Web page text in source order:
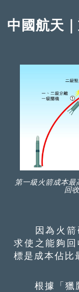
中國航天
第一級火箭成本
回
因為火箭
求使之能夠
標是成本佔比
根據「獵鷹